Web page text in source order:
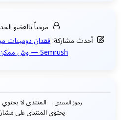
مرحباً بالعضو
أحدث مشاركة:فقدان دومينات
Semrush — وش ممكن يكون السبب؟
رموز المنتدى: المنتدى لا
يحتوي المنتدى على